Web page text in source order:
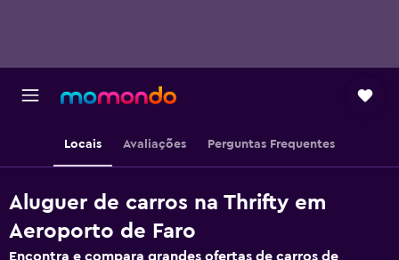
Locais Avaliações Perguntas Frequentes
Aluguer de carros na Thrifty em
Aeroporto de Faro
Encontra e compara grandes ofertas de carros de